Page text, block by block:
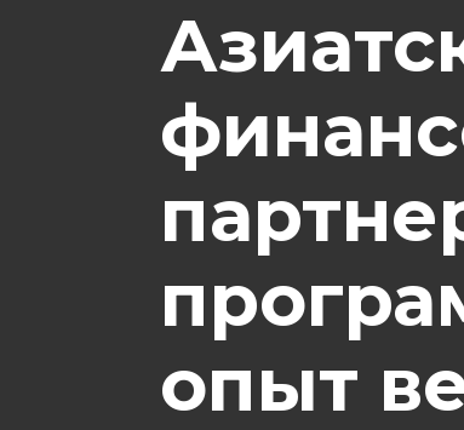
опыт